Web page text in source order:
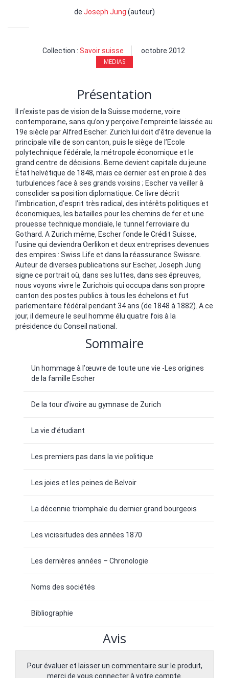
de Joseph Jung (auteur)
Collection : Savoir suisse octobre 2012
MEDIAS
Présentation
Il n’existe pas de vision de la Suisse moderne, voire
contemporaine, sans qu’on y perçoive l’empreinte laissée au
19e siècle par Alfred Escher. Zurich lui doit d’être devenue la
principale ville de son canton, puis le siège de l’Ecole
polytechnique fédérale, la métropole économique et le
grand centre de décisions. Berne devient capitale du jeune
État helvétique de 1848, mais ce dernier est en proie à des
turbulences face à ses grands voisins ; Escher va veiller à
consolider sa position diplomatique. Ce livre décrit
l’imbrication, d’esprit très radical, des intérêts politiques et
économiques, les batailles pour les chemins de fer et une
prouesse technique mondiale, le tunnel ferroviaire du
Gothard. A Zurich même, Escher fonde le Crédit Suisse,
l’usine qui deviendra Oerlikon et deux entreprises devenues
des empires : Swiss Life et dans la réassurance Swissre.
Auteur de diverses publications sur Escher, Joseph Jung
signe ce portrait où, dans ses luttes, dans ses épreuves,
nous voyons vivre le Zurichois qui occupa dans son propre
canton des postes publics à tous les échelons et fut
parlementaire fédéral pendant 34 ans (de 1848 à 1882). A ce
jour, il demeure le seul homme élu quatre fois à la
présidence du Conseil national.
Sommaire
Un hommage à l’œuvre de toute une vie -Les origines
de la famille Escher
De la tour d’ivoire au gymnase de Zurich
La vie d’étudiant
Les premiers pas dans la vie politique
Les joies et les peines de Belvoir
La décennie triomphale du dernier grand bourgeois
Les vicissitudes des années 1870
Les dernières années – Chronologie
Noms des sociétés
Bibliographie
Avis
Pour évaluer et laisser un commentaire sur le produit,
merci de vous connecter à votre compte.